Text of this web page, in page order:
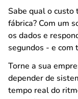
Sabe qual o custo
fábrica? Com um
os dados e
segundos - e com
Torne a sua
depender de
tempo real do